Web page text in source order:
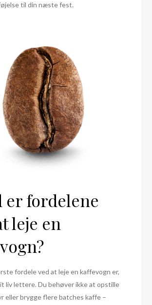
til din næste fest.
er fordelene
leje en
fordele ved at leje en kaffevogn er,
liv lettere. Du behøver ikke at opstille
eller brygge flere batches kaffe –